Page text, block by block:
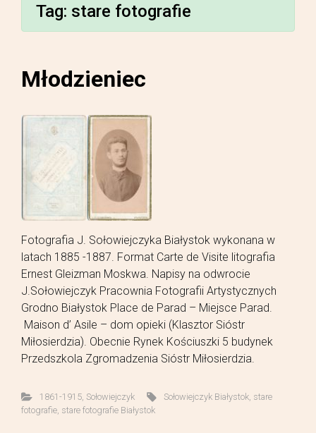
Tag: stare fotografie
Młodzieniec
Fotografia J. Sołowiejczyka Białystok wykonana w
latach 1885 -1887. Format Carte de Visite litografia
Ernest Gleizman Moskwa. Napisy na odwrocie
J.Sołowiejczyk Pracownia Fotografii Artystycznych
Grodno Białystok Place de Parad – Miejsce Parad.
Maison d’ Asile – dom opieki (Klasztor Sióstr
Miłosierdzia). Obecnie Rynek Kościuszki 5 budynek
Przedszkola Zgromadzenia Sióstr Miłosierdzia.
1861-1915, Sołowiejczyk Sołowiejczyk Białystok stare
fotografie stare fotografie Białystok